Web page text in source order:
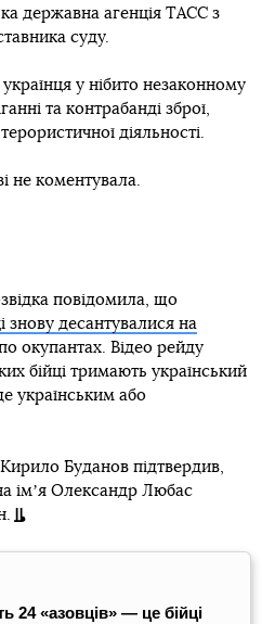
державна агенція ТАСС з
суду.
у нібито незаконному
та контрабанді зброї,
діяльності.
не коментувала.
повідомила, що
знову десантувалися на
окупантах. Відео рейду
бійці тримають український
українським або
Буданов підтвердив,
імʼя Олександр Любас
24 «азовців» — це бійці